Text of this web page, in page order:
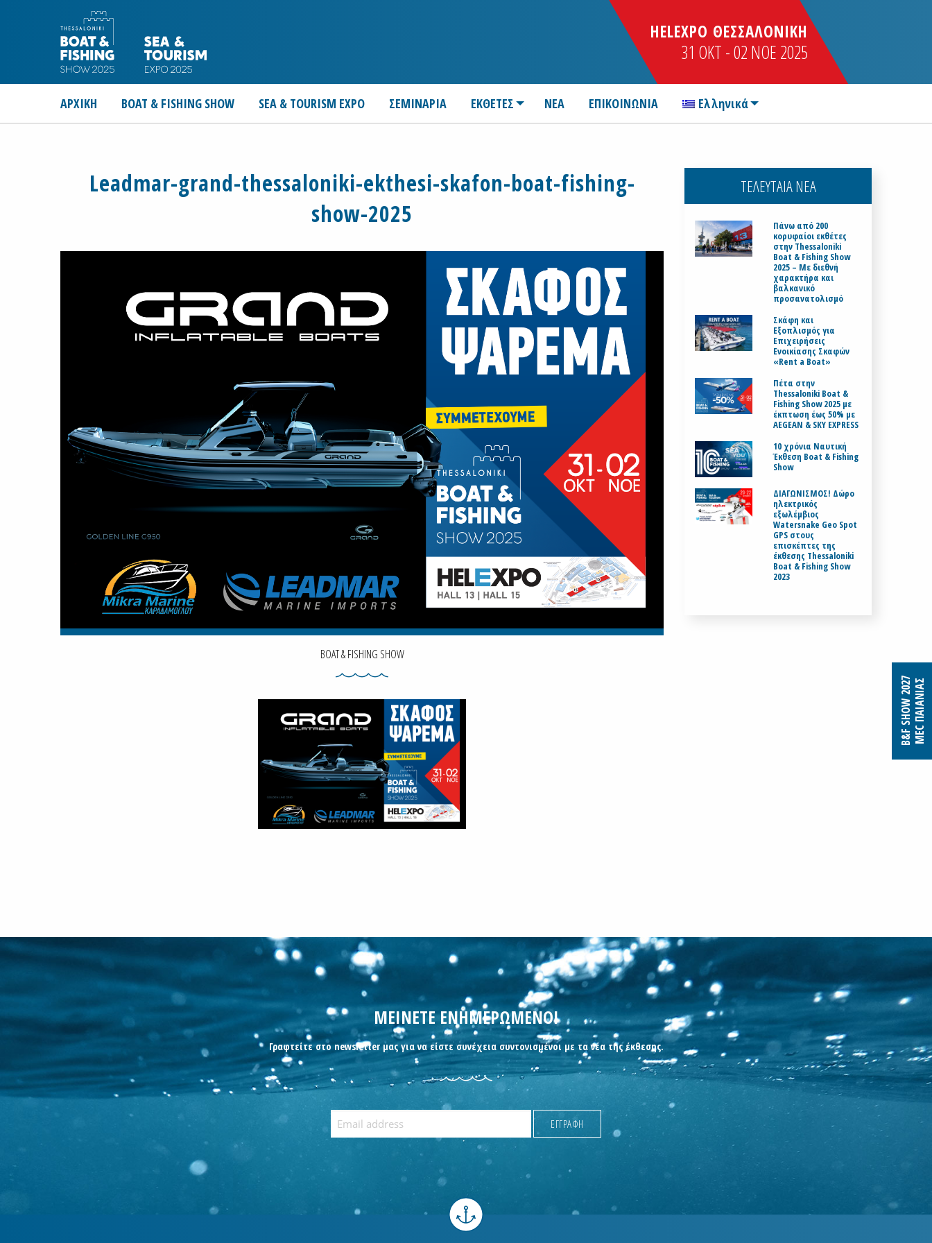
HELEXPO ΘΕΣΣΑΛΟΝΙΚΗ
31 OKT - 02 NOE 2025
ΑΡΧΙΚΗ BOAT & FISHING SHOW SEA & TOURISM EXPO ΣΕΜΙΝΑΡΙΑ ΕΚΘΕΤΕΣ ΝΕΑ ΕΠΙΚΟΙΝΩΝΙΑ Ελληνικά
Leadmar-grand-thessaloniki-ekthesi-skafon-boat-fishing-
show-2025
BOAT & FISHING SHOW
ΤΕΛΕΥΤΑΙΑ ΝΕΑ
Πάνω από 200
κορυφαίοι εκθέτες
στην Thessaloniki
Boat & Fishing Show
2025 – Με διεθνή
χαρακτήρα και
βαλκανικό
προσανατολισμό
Σκάφη και
Εξοπλισμός για
Επιχειρήσεις
Ενοικίασης Σκαφών
«Rent a Boat»
Πέτα στην
Thessaloniki Boat &
Fishing Show 2025 με
έκπτωση έως 50% με
AEGEAN & SKY EXPRESS
10 χρόνια Ναυτική
Έκθεση Boat & Fishing
Show
ΔΙΑΓΩΝΙΣΜΟΣ! Δώρο
ηλεκτρικός
εξωλέμβιος
Watersnake Geo Spot
GPS στους
επισκέπτες της
έκθεσης Thessaloniki
Boat & Fishing Show
2023
B&F SHOW 2027MEC ΠΑΙΑΝΙΑΣ
ΜΕΙΝΕΤΕ ΕΝΗΜΕΡΩΜΕΝΟΙ
Γραφτείτε στο newsletter μας για να είστε συνέχεια συντονισμένοι με τα νέα της έκθεσης.